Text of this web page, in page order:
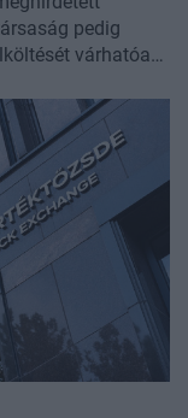
pedig
várhatóan